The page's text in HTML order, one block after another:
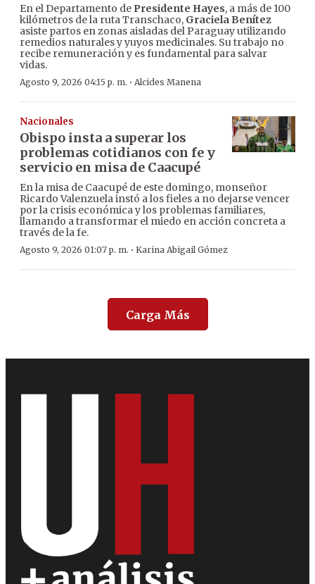
En el Departamento de Presidente Hayes, a más de 100
kilómetros de la ruta Transchaco, Graciela Benítez
asiste partos en zonas aisladas del Paraguay utilizando
remedios naturales y yuyos medicinales. Su trabajo no
recibe remuneración y es fundamental para salvar
vidas.
Agosto 9, 2026 04:15 p. m. · Alcides Manena
Nacionales
Obispo insta a superar los
problemas cotidianos con fe y
servicio en misa de Caacupé
En la misa de Caacupé de este domingo, monseñor
Ricardo Valenzuela instó a los fieles a no dejarse vencer
por la crisis económica y los problemas familiares,
llamando a transformar el miedo en acción concreta a
través de la fe.
Agosto 9, 2026 01:07 p. m. · Karina Abigail Gómez
Carga Más